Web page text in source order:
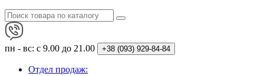
пн - вс: с 9.00 до 21.00 +38 (093) 929-84-84
Отдел продаж: